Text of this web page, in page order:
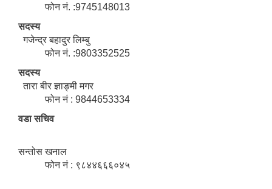
फोन नं. :9745148013
सदस्य
गजेन्द्र बहादुर लिम्बु
फोन नं. :9803352525
सदस्य
तारा बीर ज्ञाङ्मी मगर
फोन नं : 9844653334
वडा सचिव
सन्तोस खनाल
फोन नं : ९८४४६६६०४५